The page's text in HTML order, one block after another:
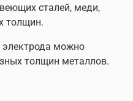
сталей, меди,
толщин.
электрода можно
толщин металлов.